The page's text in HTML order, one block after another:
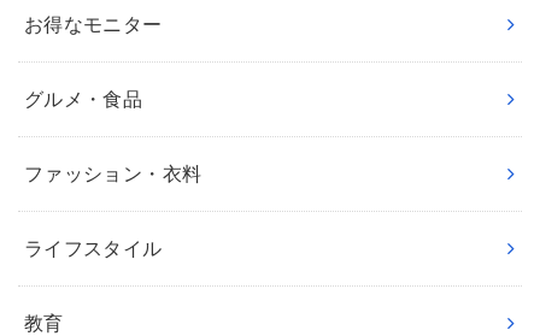
お得なモニター
グルメ・食品
ファッション・衣料
ライフスタイル
教育